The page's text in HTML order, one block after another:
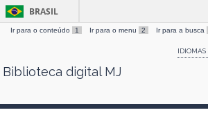
Skip
BRASIL
Ir para o conteúdo 1 Ir para o menu 2 Ir para a busca
IDIOMAS
Biblioteca digital MJ